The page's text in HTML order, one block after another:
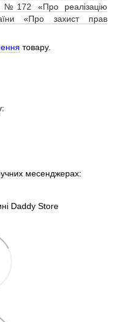
№172 «Про реалізацію
«Про захист прав
товару.
месенджерах:
Daddy Store